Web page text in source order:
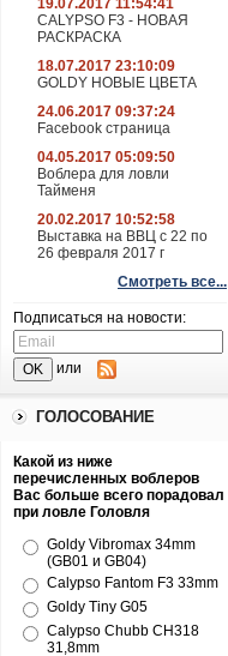
19.07.2017 11:54:41
CALYPSO F3 - НОВАЯ
РАСКРАСКА
18.07.2017 23:10:09
GOLDY НОВЫЕ ЦВЕТА
24.06.2017 09:37:24
Facebook страница
04.05.2017 05:09:50
Воблера для ловли
Тайменя
20.02.2017 10:52:58
Выставка на ВВЦ с 22 по
26 февраля 2017 г
Смотреть все...
Подписаться на новости:
или
ГОЛОСОВАНИЕ
Какой из ниже
перечисленных воблеров
Вас больше всего порадовал
при ловле Головля
Goldy Vibromax 34mm
(GB01 и GB04)
Calypso Fantom F3 33mm
Goldy Tiny G05
Calypso Chubb CH318
31,8mm